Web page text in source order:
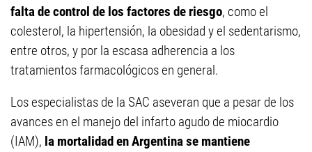
falta de control de los factores de riesgo, como el
colesterol, la hipertensión, la obesidad y el sedentarismo,
entre otros, y por la escasa adherencia a los
tratamientos farmacológicos en general.
Los especialistas de la SAC aseveran que a pesar de los
avances en el manejo del infarto agudo de miocardio
(IAM), la mortalidad en Argentina se mantiene